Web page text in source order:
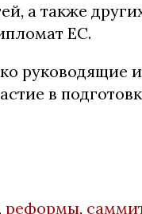
а также
ЕС.
руководящие
в
, реформы,